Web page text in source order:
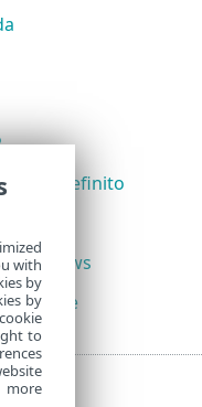
predefinito
Windows
with
by
by
to